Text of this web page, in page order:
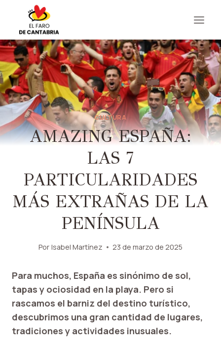
contenido
CULTURA
AMAZING ESPAÑA:
LAS 7
PARTICULARIDADES
MÁS EXTRAÑAS DE LA
PENÍNSULA
Por Isabel Martínez 23 de marzo de 2025
Para muchos, España es sinónimo de sol,
tapas y ociosidad en la playa. Pero si
rascamos el barniz del destino turístico,
descubrimos una gran cantidad de lugares,
tradiciones y actividades inusuales.